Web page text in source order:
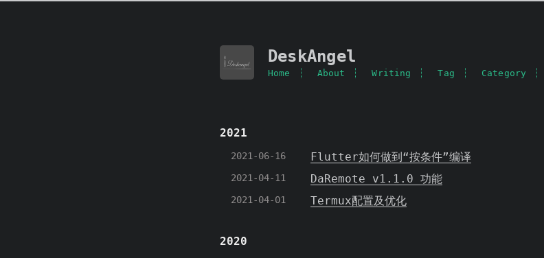
DeskAngel
Home About Writing Tag Category
2021
2021-06-16 Flutter如何做到“按条件”编译
2021-04-11 DaRemote v1.1.0 功能
2021-04-01 Termux配置及优化
2020